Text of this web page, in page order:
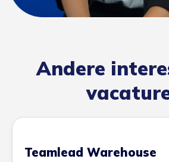
Andere
Teamlead Warehouse